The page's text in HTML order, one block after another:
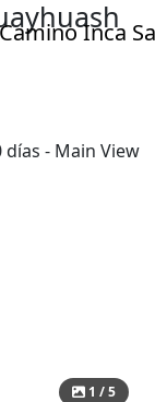
1 / 5